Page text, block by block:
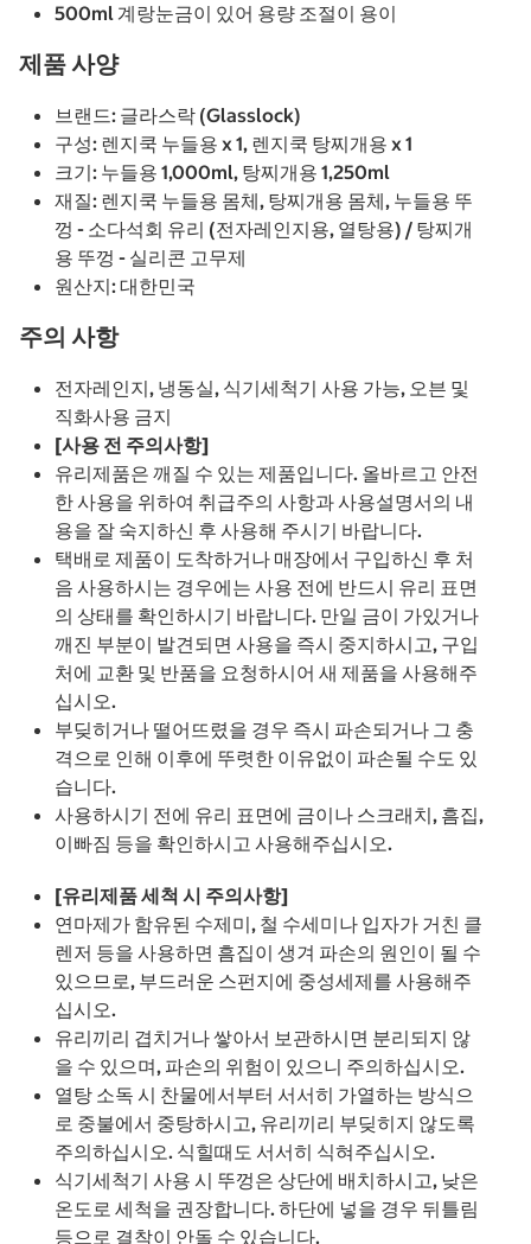
500ml 계랑눈금이 있어 용량 조절이 용이
제품 사양
브랜드: 글라스락 (Glasslock)
구성: 렌지쿡 누들용 x 1, 렌지쿡 탕찌개용 x 1
크기: 누들용 1,000ml, 탕찌개용 1,250ml
재질: 렌지쿡 누들용 몸체, 탕찌개용 몸체, 누들용 뚜
껑 - 소다석회 유리 (전자레인지용, 열탕용) / 탕찌개
용 뚜껑 - 실리콘 고무제
원산지: 대한민국
주의 사항
전자레인지, 냉동실, 식기세척기 사용 가능, 오븐 및
직화사용 금지
[사용 전 주의사항]
유리제품은 깨질 수 있는 제품입니다. 올바르고 안전
한 사용을 위하여 취급주의 사항과 사용설명서의 내
용을 잘 숙지하신 후 사용해 주시기 바랍니다.
택배로 제품이 도착하거나 매장에서 구입하신 후 처
음 사용하시는 경우에는 사용 전에 반드시 유리 표면
의 상태를 확인하시기 바랍니다. 만일 금이 가있거나
깨진 부분이 발견되면 사용을 즉시 중지하시고, 구입
처에 교환 및 반품을 요청하시어 새 제품을 사용해주
십시오.
부딪히거나 떨어뜨렸을 경우 즉시 파손되거나 그 충
격으로 인해 이후에 뚜렷한 이유없이 파손될 수도 있
습니다.
사용하시기 전에 유리 표면에 금이나 스크래치, 흠집,
이빠짐 등을 확인하시고 사용해주십시오.
[유리제품 세척 시 주의사항]
연마제가 함유된 수제미, 철 수세미나 입자가 거친 클
렌저 등을 사용하면 흠집이 생겨 파손의 원인이 될 수
있으므로, 부드러운 스펀지에 중성세제를 사용해주
십시오.
유리끼리 겹치거나 쌓아서 보관하시면 분리되지 않
을 수 있으며, 파손의 위험이 있으니 주의하십시오.
열탕 소독 시 찬물에서부터 서서히 가열하는 방식으
로 중불에서 중탕하시고, 유리끼리 부딪히지 않도록
주의하십시오. 식힐때도 서서히 식혀주십시오.
식기세척기 사용 시 뚜껑은 상단에 배치하시고, 낮은
온도로 세척을 권장합니다. 하단에 넣을 경우 뒤틀림
등으로 결착이 안돌 수 있습니다.